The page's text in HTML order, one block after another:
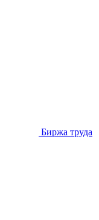
Биржа труда